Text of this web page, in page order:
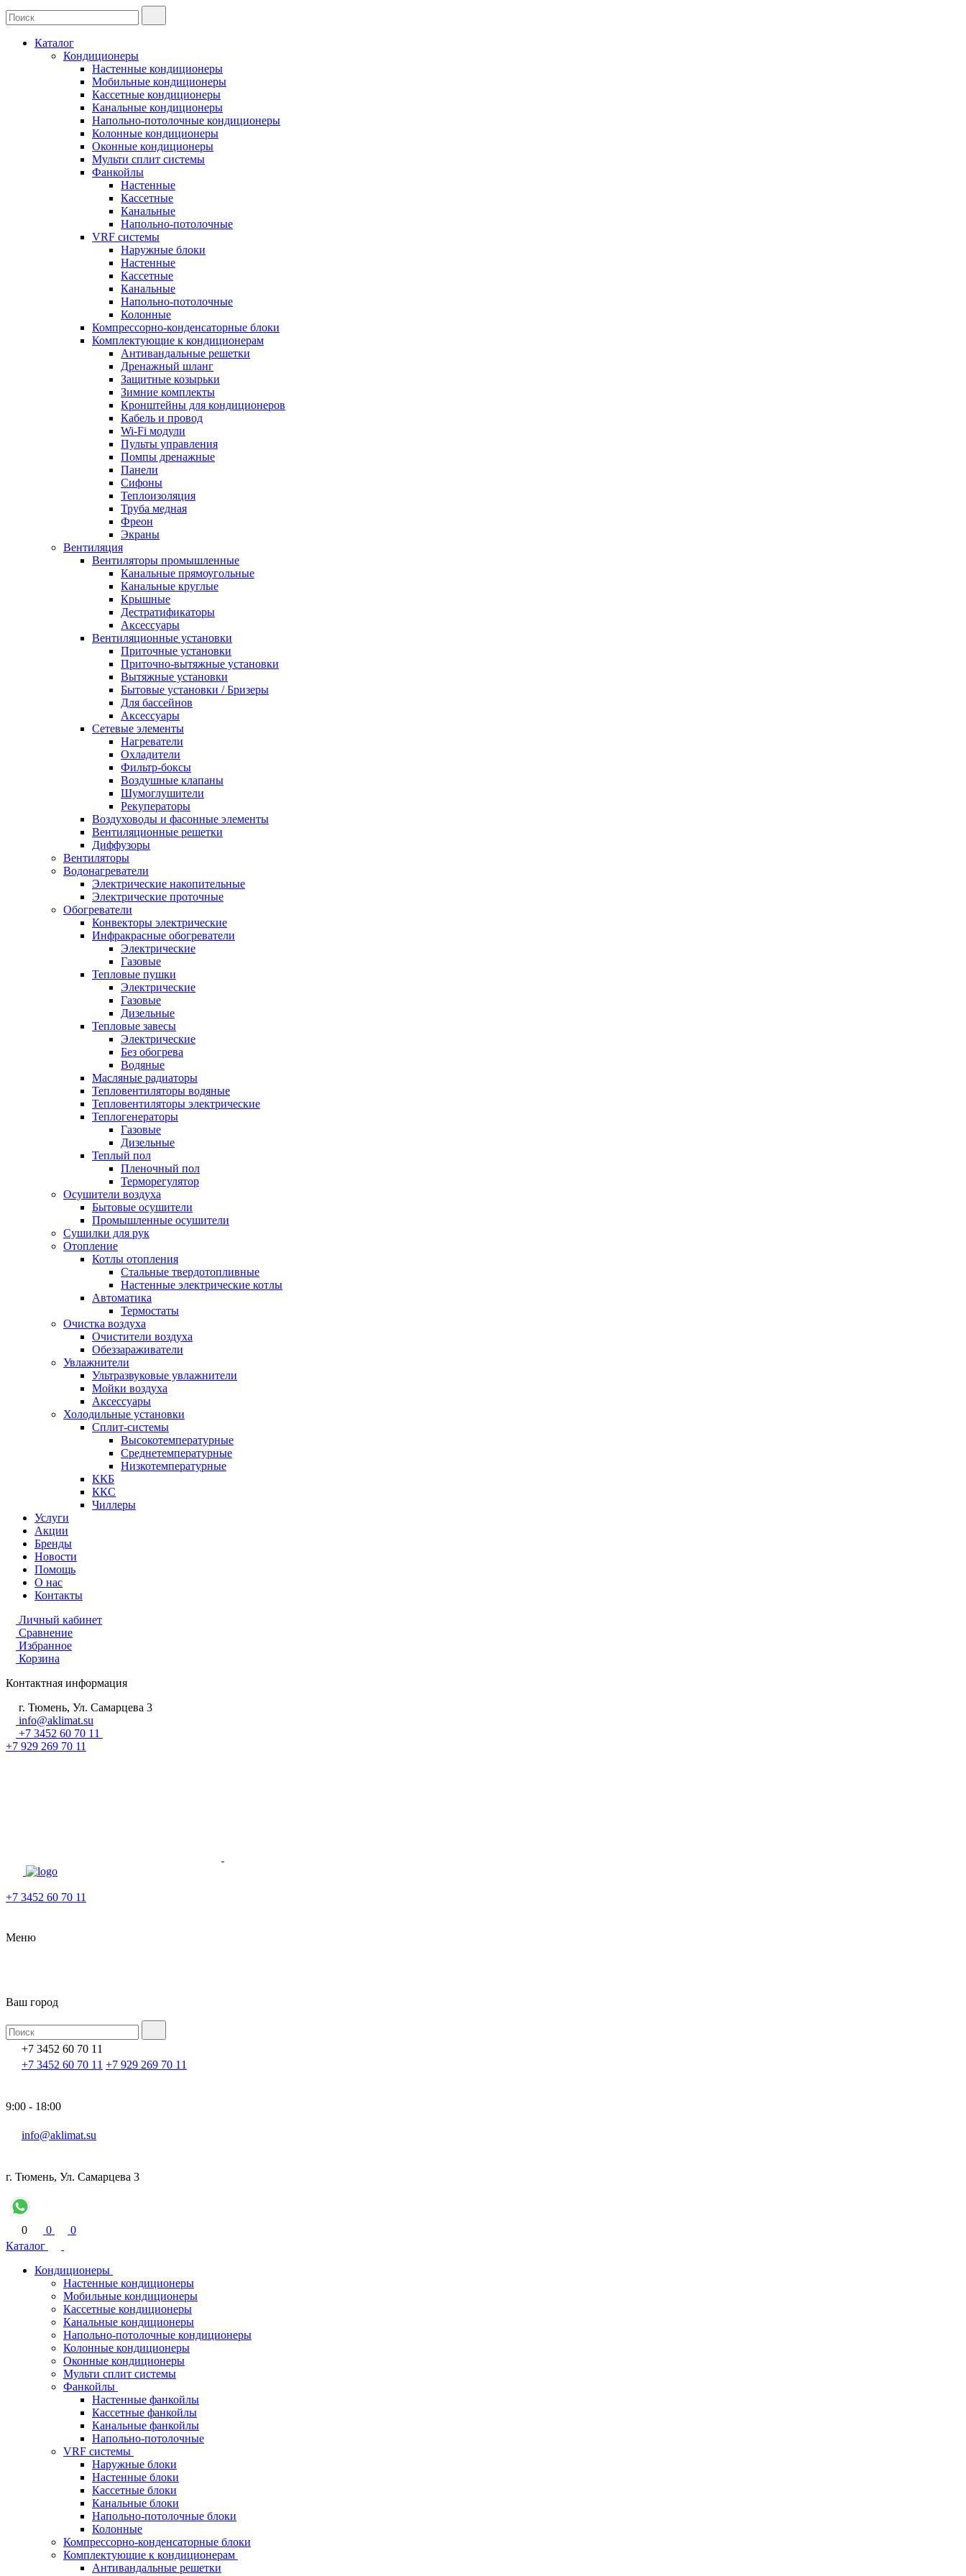
Каталог
Кондиционеры
Настенные кондиционеры
Мобильные кондиционеры
Кассетные кондиционеры
Канальные кондиционеры
Напольно-потолочные кондиционеры
Колонные кондиционеры
Оконные кондиционеры
Мульти сплит системы
Фанкойлы
Настенные
Кассетные
Канальные
Напольно-потолочные
VRF системы
Наружные блоки
Настенные
Кассетные
Канальные
Напольно-потолочные
Колонные
Компрессорно-конденсаторные блоки
Комплектующие к кондиционерам
Антивандальные решетки
Дренажный шланг
Защитные козырьки
Зимние комплекты
Кронштейны для кондиционеров
Кабель и провод
Wi-Fi модули
Пульты управления
Помпы дренажные
Панели
Сифоны
Теплоизоляция
Труба медная
Фреон
Экраны
Вентиляция
Вентиляторы промышленные
Канальные прямоугольные
Канальные круглые
Крышные
Дестратификаторы
Аксессуары
Вентиляционные установки
Приточные установки
Приточно-вытяжные установки
Вытяжные установки
Бытовые установки / Бризеры
Для бассейнов
Аксессуары
Сетевые элементы
Нагреватели
Охладители
Фильтр-боксы
Воздушные клапаны
Шумоглушители
Рекуператоры
Воздуховоды и фасонные элементы
Вентиляционные решетки
Диффузоры
Вентиляторы
Водонагреватели
Электрические накопительные
Электрические проточные
Обогреватели
Конвекторы электрические
Инфракрасные обогреватели
Электрические
Газовые
Тепловые пушки
Электрические
Газовые
Дизельные
Тепловые завесы
Электрические
Без обогрева
Водяные
Масляные радиаторы
Тепловентиляторы водяные
Тепловентиляторы электрические
Теплогенераторы
Газовые
Дизельные
Теплый пол
Пленочный пол
Терморегулятор
Осушители воздуха
Бытовые осушители
Промышленные осушители
Сушилки для рук
Отопление
Котлы отопления
Стальные твердотопливные
Настенные электрические котлы
Автоматика
Термостаты
Очистка воздуха
Очистители воздуха
Обеззараживатели
Увлажнители
Ультразвуковые увлажнители
Мойки воздуха
Аксессуары
Холодильные установки
Сплит-системы
Высокотемпературные
Среднетемпературные
Низкотемпературные
ККБ
ККС
Чиллеры
Услуги
Акции
Бренды
Новости
Помощь
О нас
Контакты
Личный кабинет
Сравнение
Избранное
Корзина
Контактная информация
г. Тюмень, Ул. Самарцева 3
info@aklimat.su
+7 3452 60 70 11
+7 929 269 70 11
+7 3452 60 70 11
Меню
Ваш город
+7 3452 60 70 11
+7 3452 60 70 11 +7 929 269 70 11
9:00 - 18:00
info@aklimat.su
г. Тюмень, Ул. Самарцева 3
0 0
0
Каталог
Кондиционеры
Настенные кондиционеры
Мобильные кондиционеры
Кассетные кондиционеры
Канальные кондиционеры
Напольно-потолочные кондиционеры
Колонные кондиционеры
Оконные кондиционеры
Мульти сплит системы
Фанкойлы
Настенные фанкойлы
Кассетные фанкойлы
Канальные фанкойлы
Напольно-потолочные
VRF системы
Наружные блоки
Настенные блоки
Кассетные блоки
Канальные блоки
Напольно-потолочные блоки
Колонные
Компрессорно-конденсаторные блоки
Комплектующие к кондиционерам
Антивандальные решетки